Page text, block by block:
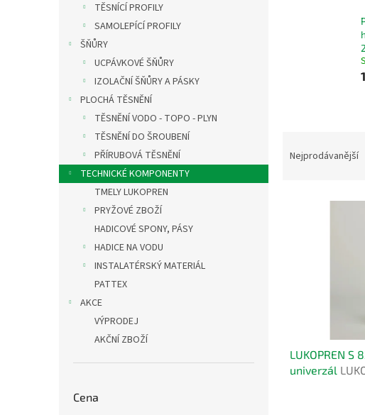
TĚSNÍCÍ PROFILY
SAMOLEPÍCÍ PROFILY
ŠŇŮRY
UCPÁVKOVÉ ŠŇŮRY
IZOLAČNÍ ŠŇŮRY A PÁSKY
PLOCHÁ TĚSNĚNÍ
TĚSNĚNÍ VODO - TOPO - PLYN
TĚSNĚNÍ DO ŠROUBENÍ
PŘÍRUBOVÁ TĚSNĚNÍ
TECHNICKÉ KOMPONENTY
TMELY LUKOPREN
PRYŽOVÉ ZBOŽÍ
HADICOVÉ SPONY, PÁSY
HADICE NA VODU
INSTALATÉRSKÝ MATERIÁL
PATTEX
AKCE
VÝPRODEJ
AKČNÍ ZBOŽÍ
Cena
Nejprodávanější
LUKOPREN
univerzál